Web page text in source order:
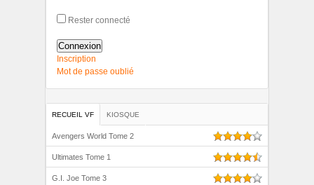
Rester connecté
Connexion
Inscription
Mot de passe oublié
RECUEIL VF KIOSQUE
Avengers World Tome 2
Ultimates Tome 1
G.I. Joe Tome 3